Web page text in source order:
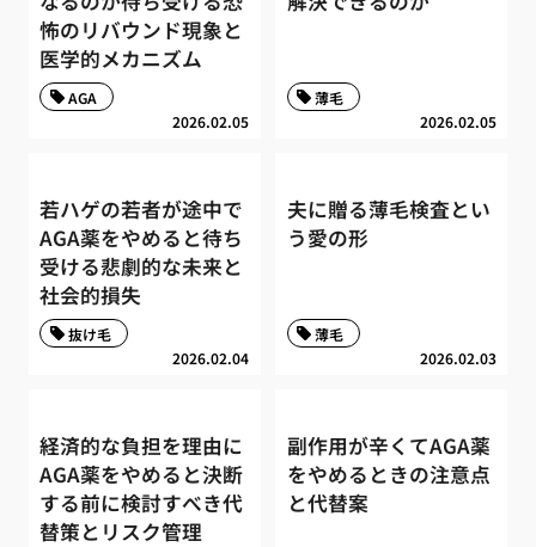
怖のリバウンド現象と
医学的メカニズム
2026.02.05
AGA
2026.02.05
薄毛
若ハゲの若者が途中で
AGA薬をやめると待ち
受ける悲劇的な未来と
社会的損失
2026.02.04
抜け毛
夫に贈る薄毛検査とい
う愛の形
2026.02.03
薄毛
経済的な負担を理由に
AGA薬をやめると決断
する前に検討すべき代
替策とリスク管理
副作用が辛くてAGA薬
をやめるときの注意点
と代替案